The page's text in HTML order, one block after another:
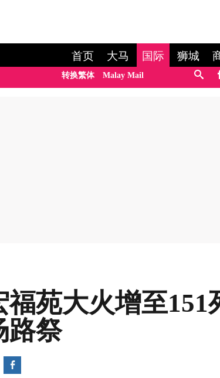
首页 大马 国际 狮城
转换繁体 Malay Mail
福苑大火增至151
路祭